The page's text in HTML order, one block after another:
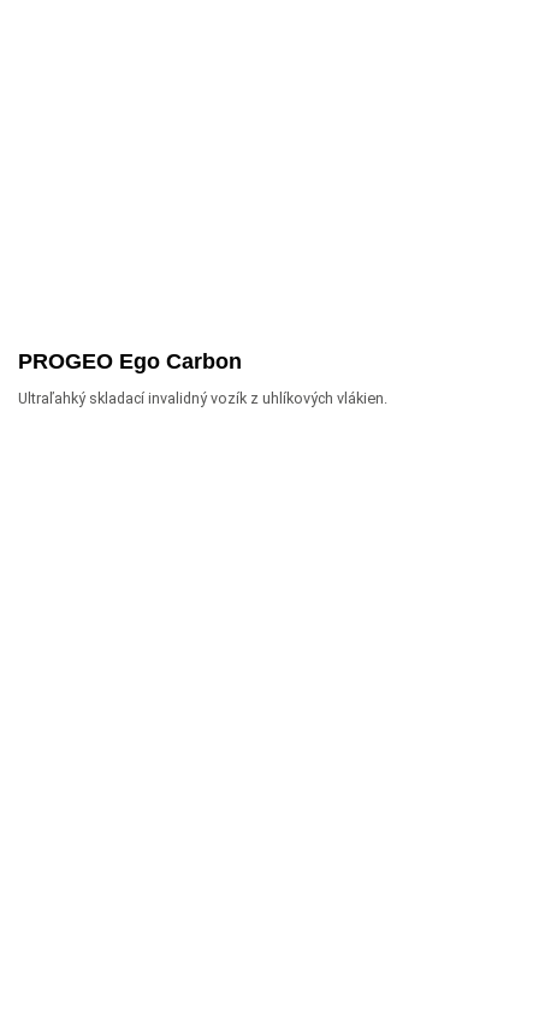
PROGEO Ego Carbon
Ultraľahký skladací invalidný vozík z uhlíkových vlákien.